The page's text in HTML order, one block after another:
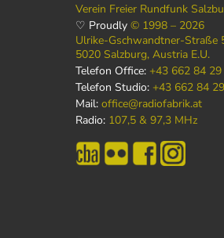
Verein Freier Rundfunk
♡ Proudly © 1998 – 2026
Ulrike-Gschwandtner-Straße
5020 Salzburg, Austria E.U.
Telefon Office: +43 662 84
Telefon Studio: +43 662 84
Mail: office@radiofabrik.at
Radio: 107,5 & 97,3 MHz